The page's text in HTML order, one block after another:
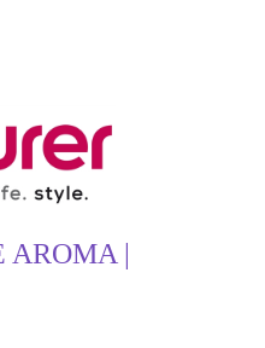
|